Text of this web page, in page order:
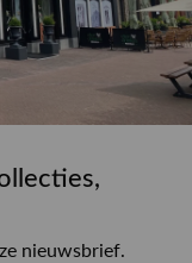
nieuwsbrief.